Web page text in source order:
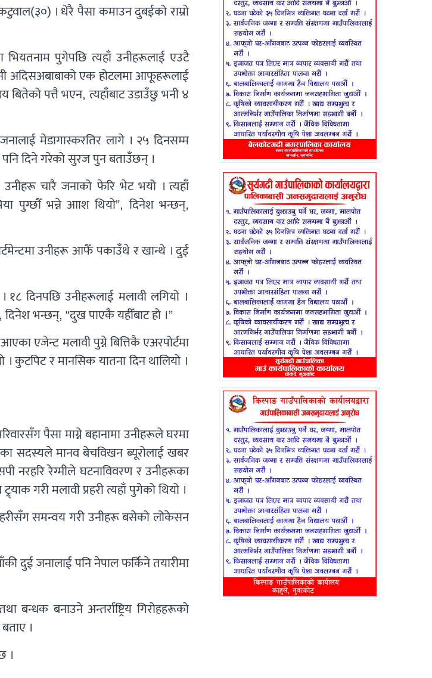
। धेरै पैसा कमाउन दुबईको राम्रो
भियतनाम पुगेपछि त्यहाँ उनीहरूलाई एउटै
अदिसअबाबाको एक होटलमा आफूहरूलाई
बितेको पत्तै भएन, त्यहाँबाट उडाउँछु भनी ४
मेडागास्करतिर लागे । २५ दिनसम्म
पनि दिने गरेको सुरज पुन बताउँछन् ।
उनीहरू चारै जनाको फेरि भेट भयो । त्यहाँ
पुग्छौँ भन्ने आाश थियो”, दिनेश भन्छन्,
उनीहरू आफैँ पकाउँथे र खान्थे । दुई
दिनपछि उनीहरूलाई मलावी लगियो ।
भन्छन्, “दुख पाएकै यहीँबाट हो ।”
एजेन्ट मलावी पुग्ने बित्तिकै एअरपोर्टमा
कुटपिट र मानसिक यातना दिन थालियो ।
पैसा माग्ने बहानामा उनीहरूले घरमा
सदस्यले मानव बेचविखन ब्यूरोलाई खबर
नरहरि रेग्मीले घटनाविवरण र उनीहरूका
गरी मलावी प्रहरी त्यहाँ पुगेको थियो ।
समन्वय गरी उनीहरू बसेको लोकेसन
दुई जनालाई पनि नेपाल फर्किने तयारीमा
बन्धक बनाउने अन्तर्राष्ट्रिय गिरोहहरूको
।
।